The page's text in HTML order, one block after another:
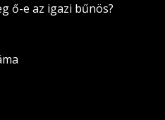
ő-e az igazi bűnös?